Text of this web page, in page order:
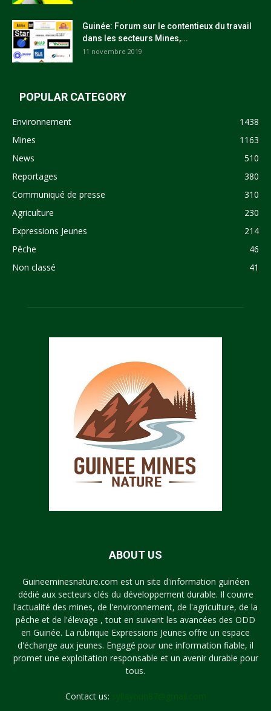
Guinée: Forum sur le contentieux du travail
dans les secteurs Mines,...
11 novembre 2019
POPULAR CATEGORY
Environnement
1438
Mines
1163
News
510
Reportages
380
Communiqué de presse
310
Agriculture
230
Expressions Jeunes
214
Pêche
46
Non classé
41
ABOUT US
Guineeminesnature.com est un site d'information guinéen
dédié aux secteurs clés du développement durable. Il couvre
l'actualité des mines, de l'environnement, de l'agriculture, de la
pêche et de l'élevage , tout en suivant les avancées des ODD
en Guinée. La rubrique Expressions Jeunes offre un espace
d'échange aux jeunes. Engagé pour une information fiable, il
promet une exploitation responsable et un avenir durable pour
tous.
Contact us: